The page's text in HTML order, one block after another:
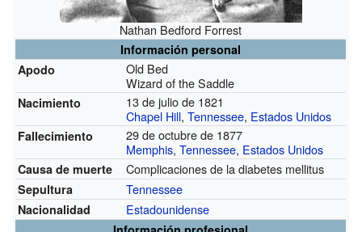
Nathan Bedford Forrest
Información personal
Apodo
Old Bed
Wizard of the Saddle
Nacimiento
13 de julio de 1821
Chapel Hill,Tennessee, Estados Unidos
Fallecimiento
29 de octubre de 1877
Memphis,Tennessee, Estados Unidos
Causa de muerte Complicaciones de la diabetes mellitus
Sepultura Tennessee
Nacionalidad Estadounidense